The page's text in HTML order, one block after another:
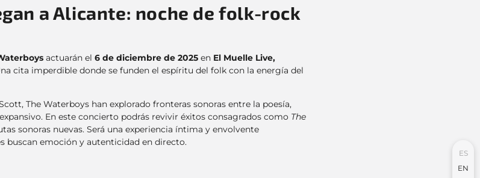
a Alicante: noche de folk-rock
actuarán el 6 de diciembre de 2025 en El Muelle Live,
cita imperdible donde se funden el espíritu del folk con la energía del
The Waterboys han explorado fronteras sonoras entre la poesía,
En este concierto podrás revivir éxitos consagrados como The
sonoras nuevas. Será una experiencia íntima y envolvente
buscan emoción y autenticidad en directo.
ES
EN